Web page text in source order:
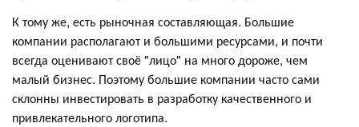
К тому же, есть рыночная составляющая. Большие
компании располагают и большими ресурсами, и почти
всегда оценивают своё "лицо" на много дороже, чем
малый бизнес. Поэтому большие компании часто сами
склонны инвестировать в разработку качественного и
привлекательного логотипа.